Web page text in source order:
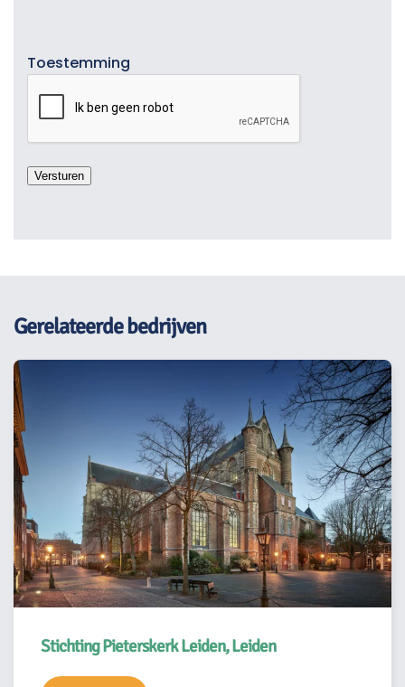
Toestemming
Gerelateerde bedrijven
Stichting Pieterskerk Leiden, Leiden